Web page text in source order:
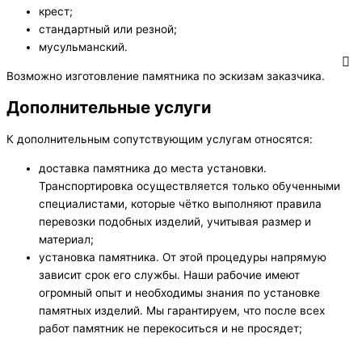
крест;
стандартный или резной;
мусульманский.
Возможно изготовление памятника по эскизам заказчика.
Дополнительные услуги
К дополнительным сопутствующим услугам относятся:
доставка памятника до места установки.
Транспортировка осуществляется только обученными
специалистами, которые чётко выполняют правила
перевозки подобных изделий, учитывая размер и
материал;
установка памятника. От этой процедуры напрямую
зависит срок его службы. Наши рабочие имеют
огромный опыт и необходимы знания по установке
памятных изделий. Мы гарантируем, что после всех
работ памятник не перекоситься и не просядет;